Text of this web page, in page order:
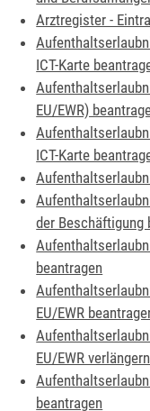
Arztregister -
ICT-Karte
EU/EWR)
ICT-Karte
der Beschäftigung
beantragen
EU/EWR
EU/EWR verlängern
beantragen